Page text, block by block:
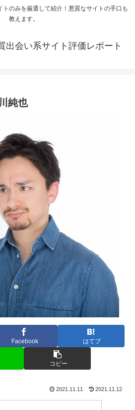
のみを厳選して紹介！悪質なサイトの手口も
教えます。
出会い系サイト評価レポート
純也
Facebook はてブ
コピー
2021.11.11 2021.11.12